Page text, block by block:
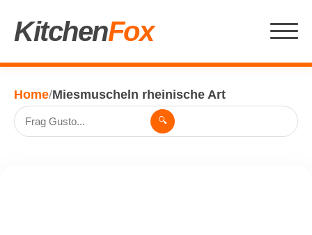
KitchenFox
Home/Miesmuscheln rheinische Art
🔍